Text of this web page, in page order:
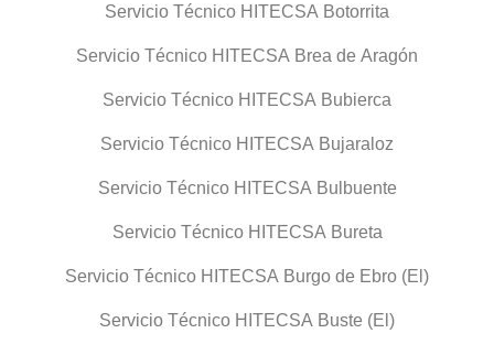
Servicio Técnico HITECSA Botorrita
Servicio Técnico HITECSA Brea de Aragón
Servicio Técnico HITECSA Bubierca
Servicio Técnico HITECSA Bujaraloz
Servicio Técnico HITECSA Bulbuente
Servicio Técnico HITECSA Bureta
Servicio Técnico HITECSA Burgo de Ebro (El)
Servicio Técnico HITECSA Buste (El)